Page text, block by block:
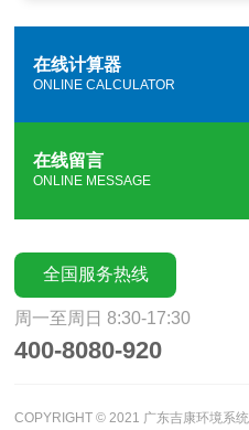
在线计算器
ONLINE CALCULATOR
在线留言
ONLINE MESSAGE
全国服务热线
周一至周日 8:30-17:30
400-8080-920
COPYRIGHT © 2021 广东吉康环境